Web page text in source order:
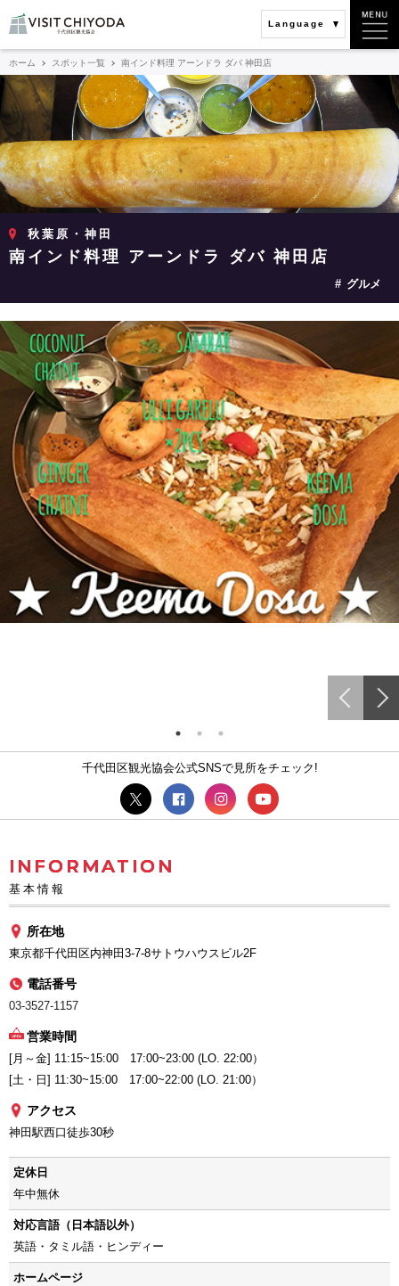
Language
ホーム スポット一覧 南インド料理 アーンドラ ダバ 神田店
秋葉原・神田
南インド料理 アーンドラ ダバ 神田店
グルメ
千代田区観光協会公式SNSで見所をチェック!
INFORMATION
基本情報
所在地
東京都千代田区内神田3-7-8サトウハウスビル2F
電話番号
03-3527-1157
営業時間
[月～金] 11:15~15:00 17:00~23:00 (LO. 22:00）
[土・日] 11:30~15:00 17:00~22:00 (LO. 21:00）
アクセス
神田駅西口徒歩30秒
定休日
年中無休
対応言語（日本語以外）
英語・タミル語・ヒンディー
ホームページ